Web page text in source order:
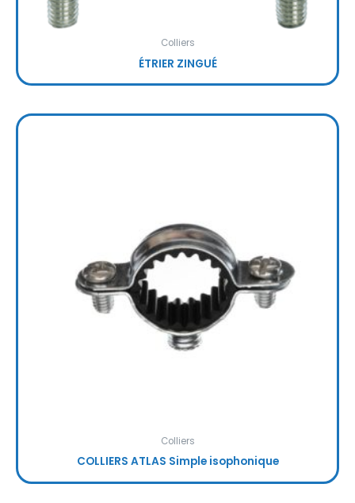
Colliers
ÉTRIER ZINGUÉ
Colliers
COLLIERS ATLAS Simple isophonique